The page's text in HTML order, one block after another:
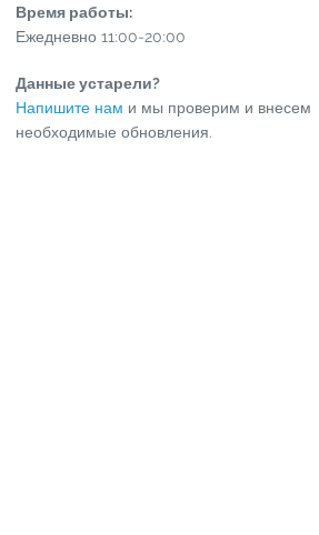
Время работы:
Ежедневно 11:00-20:00
Данные устарели?
Напишите нам и мы проверим и внесем
необходимые обновления.